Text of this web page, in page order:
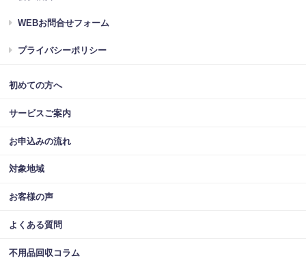
WEBお問合せフォーム
プライバシーポリシー
初めての方へ
サービスご案内
お申込みの流れ
対象地域
お客様の声
よくある質問
不用品回収コラム